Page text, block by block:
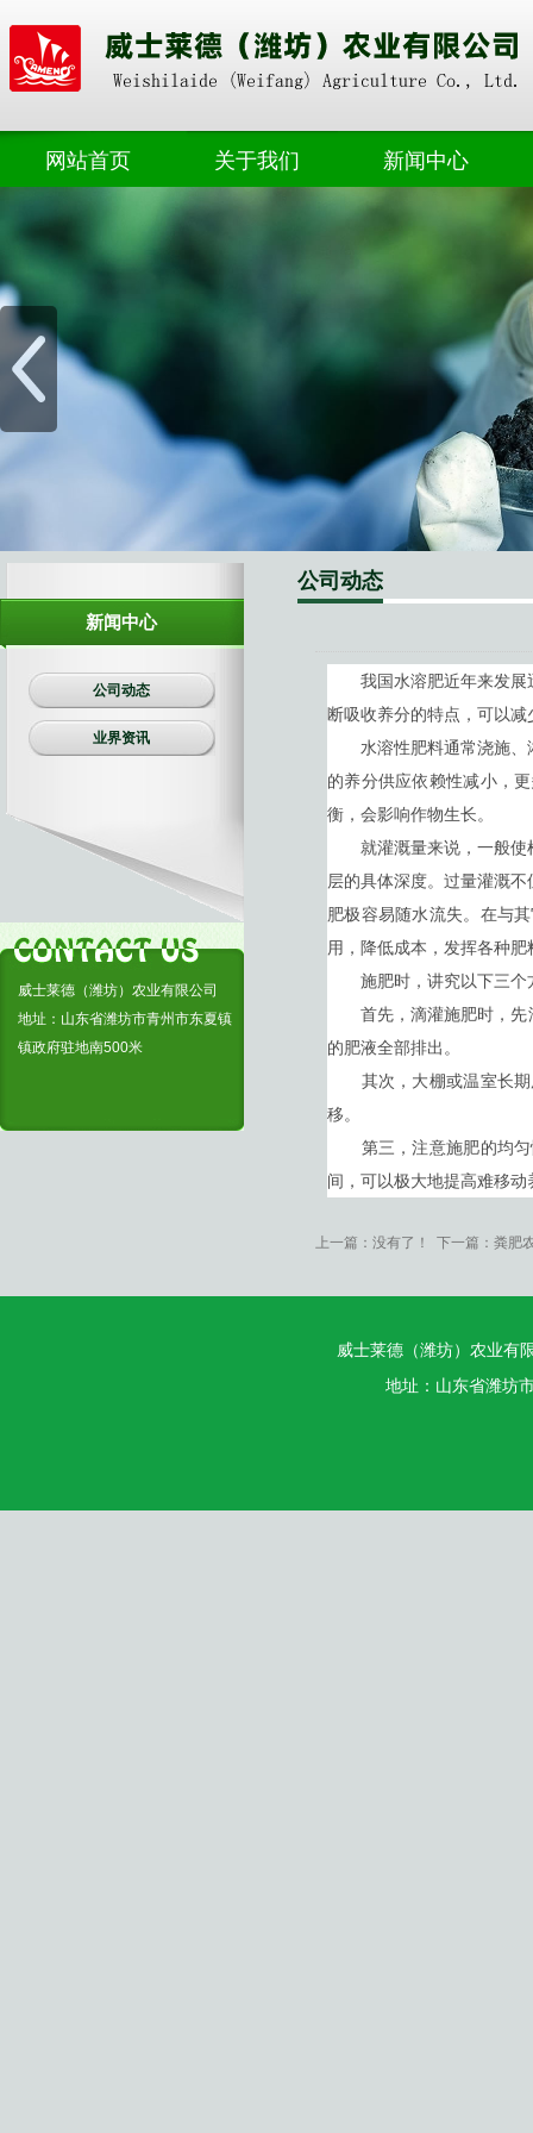
网站首页 关于我们 新闻中心
业界资讯
奥朴赛高塔
奥朴赛菌剂
奥朴赛硝硫基
奥朴赛转鼓
生物有机肥
复合肥料
新闻中心
公司动态
业界资讯
威士莱德（潍坊）农业有限公司
地址：山东省潍坊市青州市东夏镇
镇政府驻地南500米
公司动态
我国水溶肥近年来发展迅
断吸收养分的特点，可以
水溶性肥料通常浇施、淋
的养分供应依赖性减小，
衡，会影响作物生长。
就灌溉量来说，一般使根
层的具体深度。过量灌溉
肥极容易随水流失。在与
用，降低成本，发挥各种肥
施肥时，讲究以下三个
首先，滴灌施肥时，先
的肥液全部排出。
其次，大棚或温室长期
移。
第三，注意施肥的均匀
间，可以极大地提高难移
上一篇：没有了！ 下一篇： 粪肥
威士莱德（潍坊）农业
地址：山东省潍坊